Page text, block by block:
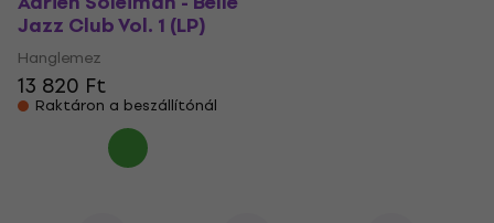
Jazz Club Vol. 1 (LP)
Hanglemez
13 820 Ft
Raktáron a beszállítónál